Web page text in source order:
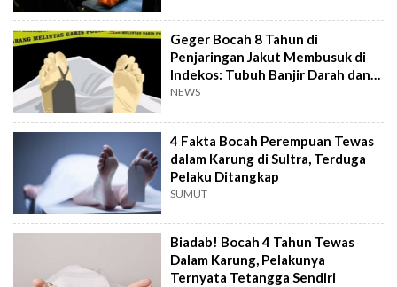
Geger Bocah 8 Tahun di
Penjaringan Jakut Membusuk di
Indekos: Tubuh Banjir Darah dan
Tanpa Busana!
NEWS
4 Fakta Bocah Perempuan Tewas
dalam Karung di Sultra, Terduga
Pelaku Ditangkap
SUMUT
Biadab! Bocah 4 Tahun Tewas
Dalam Karung, Pelakunya
Ternyata Tetangga Sendiri